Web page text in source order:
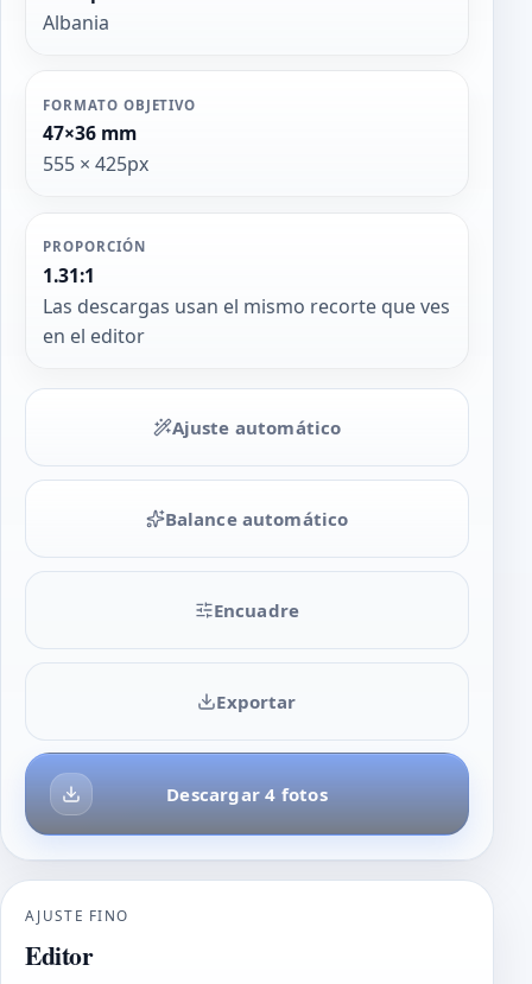
Albania
FORMATO OBJETIVO
47×36 mm
555 × 425px
PROPORCIÓN
1.31:1
Las descargas usan el mismo recorte que ves
en el editor
Ajuste automático
Balance automático
Encuadre
Descargar 4 fotos
Exportar
AJUSTE FINO
Editor